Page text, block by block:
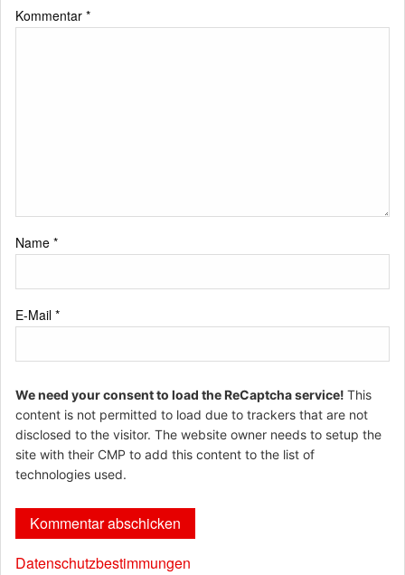
Kommentar *
Name *
E-Mail *
We need your consent to load the ReCaptcha service! This
content is not permitted to load due to trackers that are not
disclosed to the visitor. The website owner needs to setup the
site with their CMP to add this content to the list of
technologies used.
Datenschutzbestimmungen